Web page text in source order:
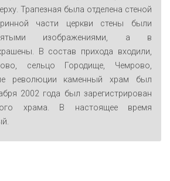
Трапезная была отделена стеной
части церкви стены были
изображениями, а в
В состав прихода входили,
сельцо Городище, Чемрово,
революции каменный храм был
2002 года был зарегистрирован
храма. В настоящее время